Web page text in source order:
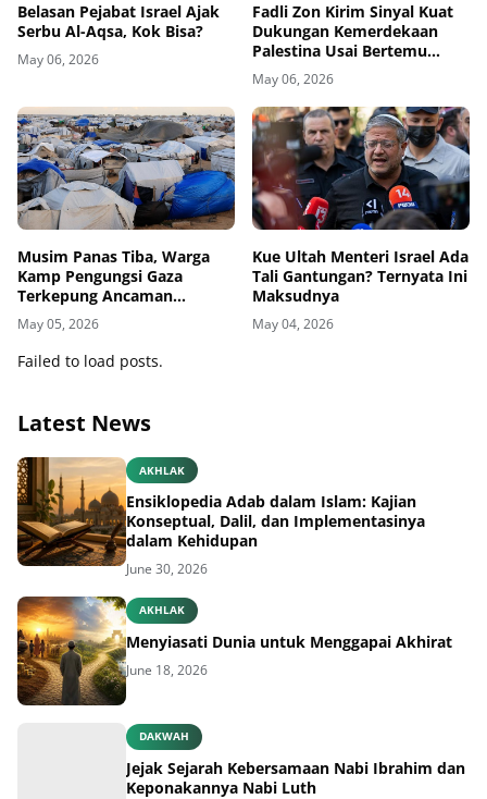
Belasan Pejabat Israel Ajak
Serbu Al-Aqsa, Kok Bisa?
May 06, 2026
Fadli Zon Kirim Sinyal Kuat
Dukungan Kemerdekaan
Palestina Usai Bertemu
Delegasi di Kemenbud
May 06, 2026
Musim Panas Tiba, Warga
Kamp Pengungsi Gaza
Terkepung Ancaman
Penyakit Kulit
May 05, 2026
Kue Ultah Menteri Israel Ada
Tali Gantungan? Ternyata Ini
Maksudnya
May 04, 2026
Failed to load posts.
Latest News
AKHLAK
Ensiklopedia Adab dalam Islam: Kajian
Konseptual, Dalil, dan Implementasinya
dalam Kehidupan
June 30, 2026
AKHLAK
Menyiasati Dunia untuk Menggapai Akhirat
June 18, 2026
DAKWAH
Jejak Sejarah Kebersamaan Nabi Ibrahim dan
Keponakannya Nabi Luth